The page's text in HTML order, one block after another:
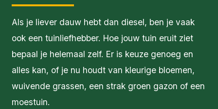
Als je liever dauw hebt dan diesel, ben je vaak
ook een tuinliefhebber. Hoe jouw tuin eruit ziet
bepaal je helemaal zelf. Er is keuze genoeg en
alles kan, of je nu houdt van kleurige bloemen,
wuivende grassen, een strak groen gazon of een
moestuin.